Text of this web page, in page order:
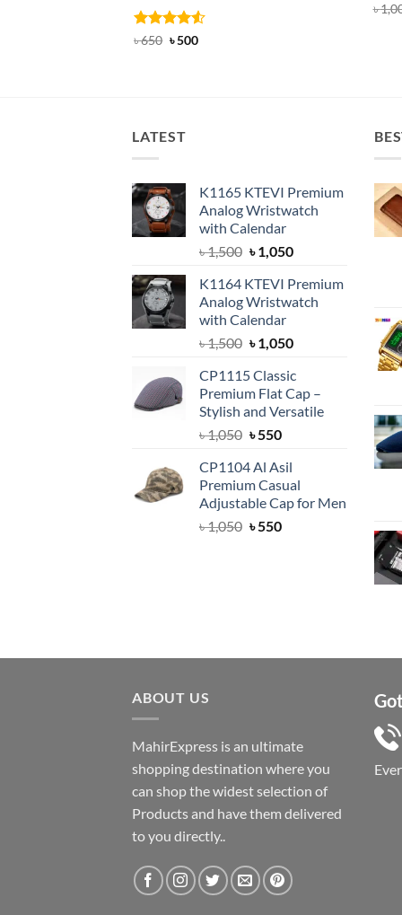
Rated4.5
৳650 Original
৳500Current
৳
LATEST
K1165 KTEVI Premium
Analog Wristwatch
with Calendar
৳1,500 Original
was:
৳ 1,500.
৳1,050Current
is:
৳ 1,050.
K1164 KTEVI Premium
Analog Wristwatch
with Calendar
৳1,500 Original
was:
৳ 1,500.
৳1,050Current
is:
৳ 1,050.
CP1115 Classic
Premium Flat Cap –
Stylish and Versatile
৳1,050 Original
was:
৳ 1,050.
৳550Current
is:
৳ 550.
CP1104 Al Asil
Premium Casual
Adjustable Cap for Men
৳1,050 Original
৳550Current
ABOUT US
MahirExpress is an ultimate
shopping destination where you
can shop the widest selection of
Products and have them delivered
to you directly..